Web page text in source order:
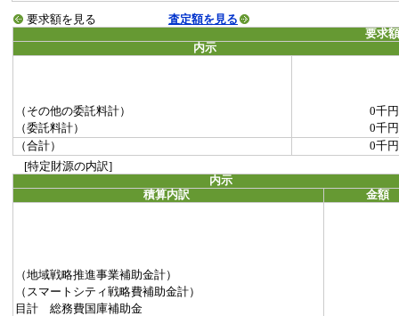
要求額を見る
査定額を見る
要求
内示
（その他の委託料計）
0千円
（委託料計）
0千円
（合計）
0千円
[特定財源の内訳]
内示
積算内訳
金額
（地域戦略推進事業補助金計）
（スマートシティ戦略費補助金計）
目計 総務費国庫補助金